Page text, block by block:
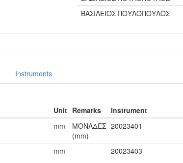
ΒΑΣΙΛΕΙΟΣ ΠΟΥΛΟΠΟΥΛΟΣ
Instruments
Unit Remarks Instrument
mm
ΜΟΝΑΔΕΣ
(mm)
20023401
mm 20023403